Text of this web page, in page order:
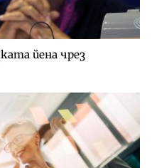
йена чрез